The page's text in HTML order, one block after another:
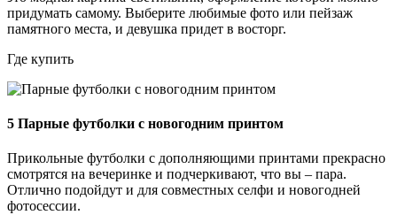
придумать самому. Выберите любимые фото или пейзаж
памятного места, и девушка придет в восторг.
Где купить
5 Парные футболки с новогодним принтом
Прикольные футболки с дополняющими принтами прекрасно
смотрятся на вечеринке и подчеркивают, что вы – пара.
Отлично подойдут и для совместных селфи и новогодней
фотосессии.